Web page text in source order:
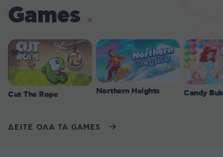
Games
Cut The Rope Northern Heights Candy
ΔΕΙΤΕ ΟΛΑ ΤΑ GAMES